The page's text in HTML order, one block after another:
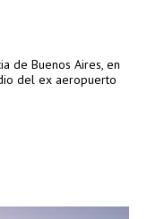
de Buenos Aires, en
del ex aeropuerto